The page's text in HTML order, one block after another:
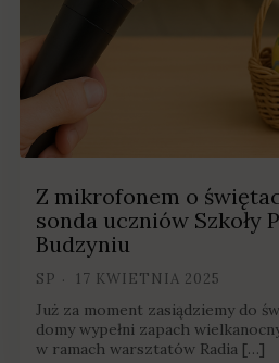
Z mikrofonem o
sonda uczniów Szkoły
Budzyniu
SP 17 KWIETNIA 2025
Już za moment zasiądziemy do
domy wypełni zapach
w ramach warsztatów Radia […]